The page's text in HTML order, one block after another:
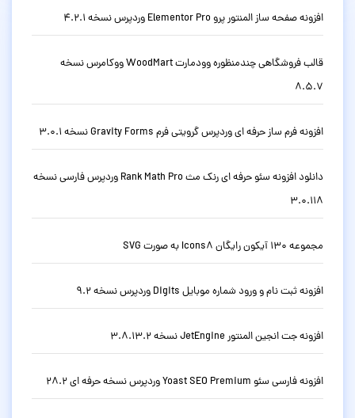
افزونه صفحه ساز المنتور پرو Elementor Pro وردپرس نسخه 4.2.1
قالب فروشگاهی چندمنظوره وودمارت WoodMart ووکامرس نسخه
8.5.7
افزونه فرم ساز حرفه ای وردپرس گرویتی فرم Gravity Forms نسخه 3.0.1
دانلود افزونه سئو حرفه ای رنک مث Rank Math Pro وردپرس فارسی نسخه
3.0.118
مجموعه 130 آیکون رایگان Icons8 به صورت SVG
افزونه ثبت نام و ورود شماره موبایل Digits وردپرس نسخه 9.2
افزونه جت انجین المنتور JetEngine نسخه 3.8.13.2
افزونه فارسی سئو Yoast SEO Premium وردپرس نسخه حرفه ای 28.2